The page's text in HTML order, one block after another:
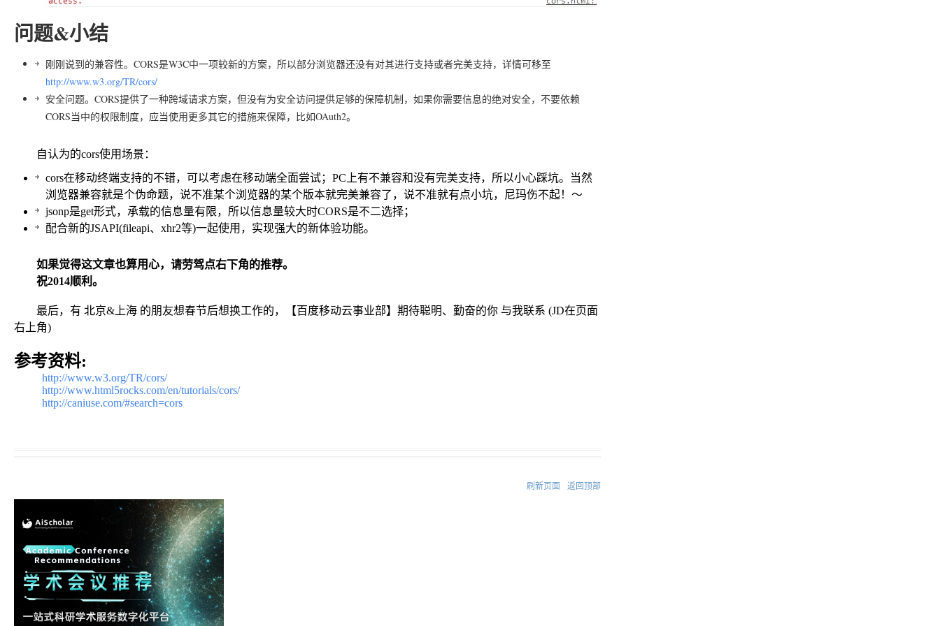
问题&小结
刚刚说到的兼容性。CORS是W3C中一项较新的方案，所以部分浏览器还没有对其进行支持或者完美支持，详情可移至
http://www.w3.org/TR/cors/
安全问题。CORS提供了一种跨域请求方案，但没有为安全访问提供足够的保障机制，如果你需要信息的绝对安全，不要依赖
CORS当中的权限制度，应当使用更多其它的措施来保障，比如OAuth2。
自认为的cors使用场景：
cors在移动终端支持的不错，可以考虑在移动端全面尝试；PC上有不兼容和没有完美支持，所以小心踩坑。当然
浏览器兼容就是个伪命题，说不准某个浏览器的某个版本就完美兼容了，说不准就有点小坑，尼玛伤不起！～
jsonp是get形式，承载的信息量有限，所以信息量较大时CORS是不二选择；
配合新的JSAPI(fileapi、xhr2等)一起使用，实现强大的新体验功能。
如果觉得这文章也算用心，请劳驾点右下角的推荐。
祝2014顺利。
最后，有 北京&上海 的朋友想春节后想换工作的，【百度移动云事业部】期待聪明、勤奋的你 与我联系 (JD在页面
右上角)
参考资料:
http://www.w3.org/TR/cors/
http://www.html5rocks.com/en/tutorials/cors/
http://caniuse.com/#search=cors
刷新页面 返回顶部